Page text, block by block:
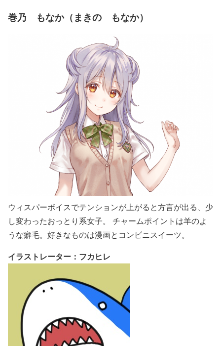
巻乃 もなか（まきの もなか）
ウィスパーボイスでテンションが上がると方言が出る、少
し変わったおっとり系女子。 チャームポイントは羊のよ
うな癖毛。好きなものは漫画とコンビニスイーツ。
イラストレーター：フカヒレ